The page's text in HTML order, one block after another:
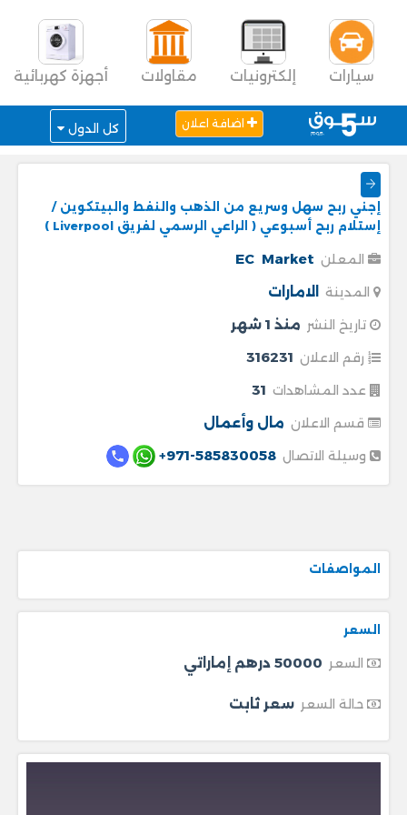
سيارات إلكترونيات مقاولات أجهزة كهربائية
اضافة اعلان كل الدول
إجني ربح سهل وسريع من الذهب والنفط والبيتكوين /
إستلام ربح أسبوعي ( الراعي الرسمي لفريق Liverpool )
المعلن EC Market
المدينة الامارات
تاريخ النشر منذ 1 شهر
رقم الاعلان 316231
عدد المشاهدات 31
قسم الاعلان مال وأعمال
وسيلة الاتصال 971-585830058+
المواصفات
السعر
السعر 50000 درهم إماراتي
حالة السعر سعر ثابت